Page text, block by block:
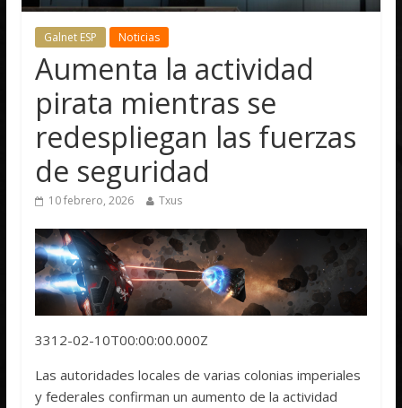
Galnet ESP Noticias
Aumenta la actividad
pirata mientras se
redespliegan las fuerzas
de seguridad
10 febrero, 2026 Txus
3312-02-10T00:00:00.000Z
Las autoridades locales de varias colonias imperiales
y federales confirman un aumento de la actividad